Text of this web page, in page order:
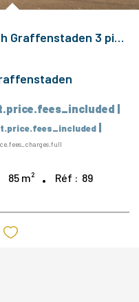
Appartement Illkirch Graffenstaden 3 pièce(s) 85 m2
|
|
85 m² Réf : 89